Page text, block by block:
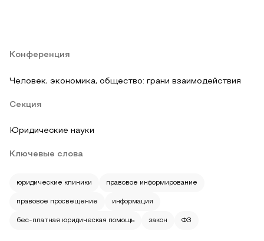
Конференция
Человек, экономика, общество: грани взаимодействия
Секция
Юридические науки
Ключевые слова
юридические клиники правовое информирование
правовое просвещение информация
бес-платная юридическая помощь закон ФЗ